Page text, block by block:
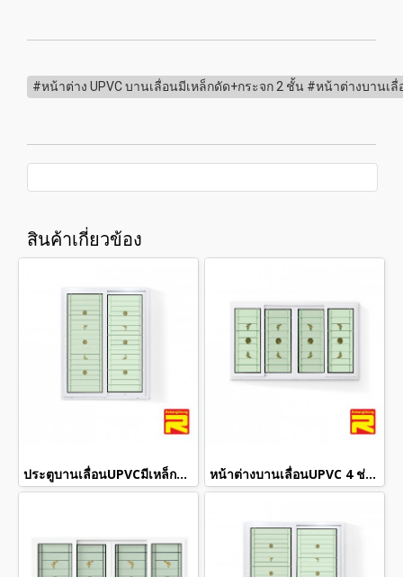
#หน้าต่าง UPVC บานเลื่อนมีเหล็กดัด+กระจก 2 ชั้น #หน้าต่างบานเ
สินค้าเกี่ยวข้อง
ประตูบานเลื่อนUPVCมีเหล็กดัด+กระจก 2 ชั้น หน้าต่างบานเลื่อนUPVC 4 ช่องมีเหล็กดัด+กระจก 2 ชั้น